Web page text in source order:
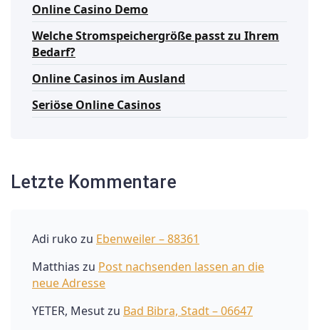
Online Casino Demo
Welche Stromspeichergröße passt zu Ihrem
Bedarf?
Online Casinos im Ausland
Seriöse Online Casinos
Letzte Kommentare
Adi ruko zu Ebenweiler – 88361
Matthias zu Post nachsenden lassen an die
neue Adresse
YETER, Mesutzu Bad Bibra, Stadt – 06647